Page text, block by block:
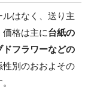
はなく、送り主
格は主に台紙の
フラワーなどの
別のおおよその